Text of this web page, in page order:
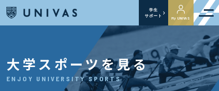
学生
サポート
My UNIVAS
大学スポーツを見る
ENJOY UNIVERSITY SPORTS